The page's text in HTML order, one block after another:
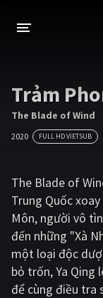
THỂ LOẠI
Thần thoại - Cổ trang
Tâm lý
Kinh dị
Phiêu lưu
Viễn tưởng
Hoạt hình
Trảm
The Blade of Wind
2020 FULL HD VIETSUB
The Blade of
Trung Quốc
Môn, người vô
đến những "Xà
một loại độc
bỏ trốn, Ya Qing
để cùng điều tra